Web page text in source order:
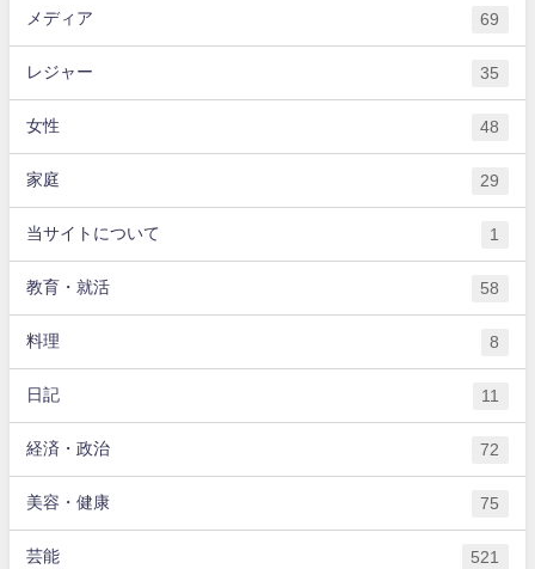
メディア 69
レジャー 35
女性 48
家庭 29
当サイトについて 1
教育・就活 58
料理 8
日記 11
経済・政治 72
美容・健康 75
芸能 521